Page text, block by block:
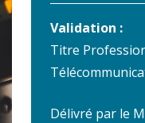
Validation :
Titre
Délivré par le